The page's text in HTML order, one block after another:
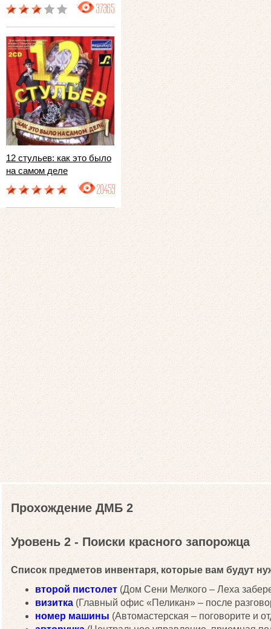
37365
12 стульев: как это было
на самом деле
20459
Прохождение ДМБ 2
Уровень 2 - Поиски красного запорожца
Список предметов инвентаря, которые вам будут
второй пистолет (Дом Сени Мелкого – Леха
визитка (Главный офис «Пеликан» – после
номер машины (Автомастерская – поговорите и